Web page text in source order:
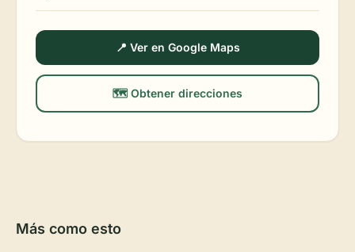
📍 Ver en Google Maps
🗺️ Obtener direcciones
Más como esto